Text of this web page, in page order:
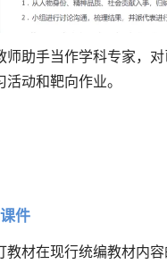
师助手当作学科专家，
动和靶向作业。
件
教材在现行统编教材内